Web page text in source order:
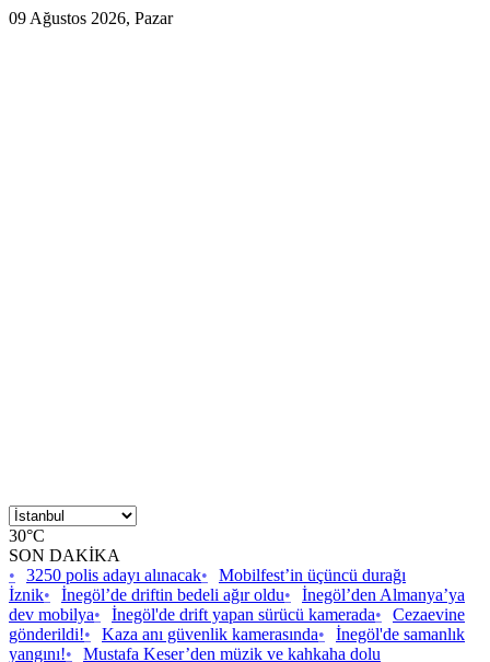
09 Ağustos 2026, Pazar
30°C
SON DAKİKA
•
3250 polis adayı alınacak•
Mobilfest’in üçüncü durağı
İznik• İnegöl’de driftin bedeli ağır oldu•
İnegöl’den Almanya’ya
dev mobilya• İnegöl'de drift yapan sürücü kamerada•
Cezaevine
gönderildi!• Kaza anı güvenlik kamerasında•
İnegöl'de samanlık
yangını!•
Mustafa Keser’den müzik ve kahkaha dolu